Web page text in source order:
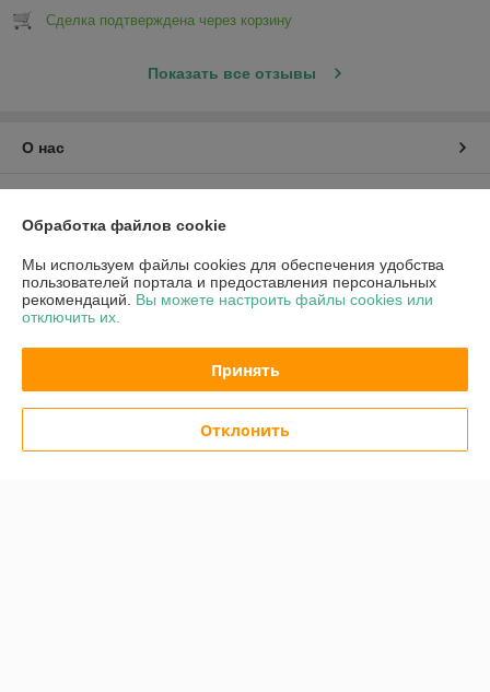
Сделка подтверждена через корзину
Показать все отзывы
О нас
График работы
Полная версия сайта
Политика обработки cookies
Сайт создан на платформе Deal.by
Обработка файлов cookie
Мы используем файлы cookies для обеспечения удобства
пользователей портала и предоставления персональных
рекомендаций. Вы можете настроить файлы cookies или
отключить их.
Принять
Отклонить